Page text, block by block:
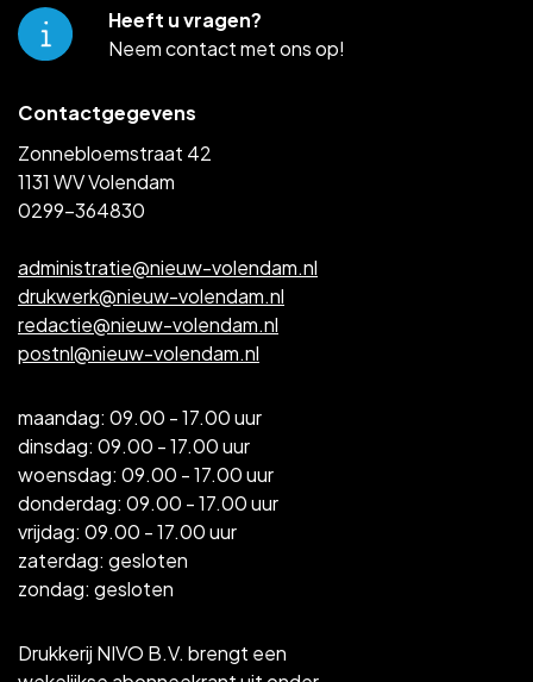
Drukkerij NIVO B.V. brengt een
Contactgegevens
Zonnebloemstraat 42
1131 WV Volendam
0299-364830
administratie@nieuw-volendam.nl
drukwerk@nieuw-volendam.nl
redactie@nieuw-volendam.nl
postnl@nieuw-volendam.nl
maandag: 09.00 - 17.00 uur
dinsdag: 09.00 - 17.00 uur
woensdag: 09.00 - 17.00 uur
donderdag: 09.00 - 17.00 uur
vrijdag: 09.00 - 17.00 uur
zaterdag: gesloten
zondag: gesloten
Heeft u vragen?
Neem contact met ons op!